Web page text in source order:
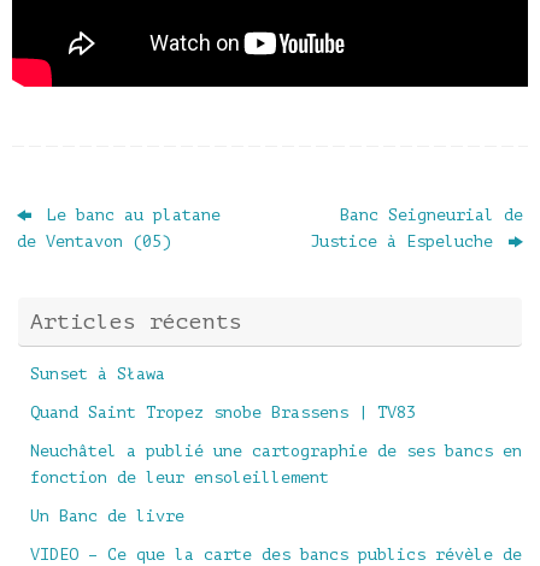
Le banc au platane
de Ventavon (05)
Banc Seigneurial de
Justice à Espeluche
Articles récents
Sunset à Sława
Quand Saint Tropez snobe Brassens | TV83
Neuchâtel a publié une cartographie de ses bancs en
fonction de leur ensoleillement
Un Banc de livre
VIDEO – Ce que la carte des bancs publics révèle de